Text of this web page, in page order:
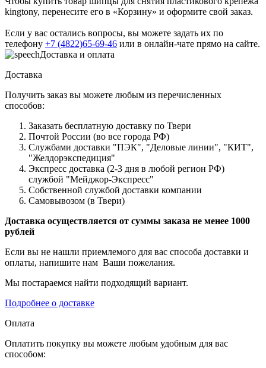
kingtony, перенесите его в «Корзину» и оформите свой заказ.
Если у вас остались вопросы, вы можете задать их по
телефону +7 (4822)65-69-46 или в онлайн-чате прямо на сайте.
Доставка и оплата
Доставка
Получить заказ вы можете любым из перечисленных
способов:
Заказать бесплатную доставку по Твери
Почтой России (во все города РФ)
Службами доставки "ПЭК", "Деловые линии", "КИТ",
"Желдорэкспедиция"
Экспресс доставка (2-3 дня в любой регион РФ)
службой "Мейджор-Экспресс"
Собственной службой доставки компании
Самовывозом (в Твери)
Доставка осуществляется от суммы заказа не менее 1000
рублей
Если вы не нашли приемлемого для вас способа доставки и
оплаты, напишите нам Ваши пожелания.
Мы постараемся найти подходящий вариант.
Подробнее о доставке
Оплата
Оплатить покупку вы можете любым удобным для вас
способом: